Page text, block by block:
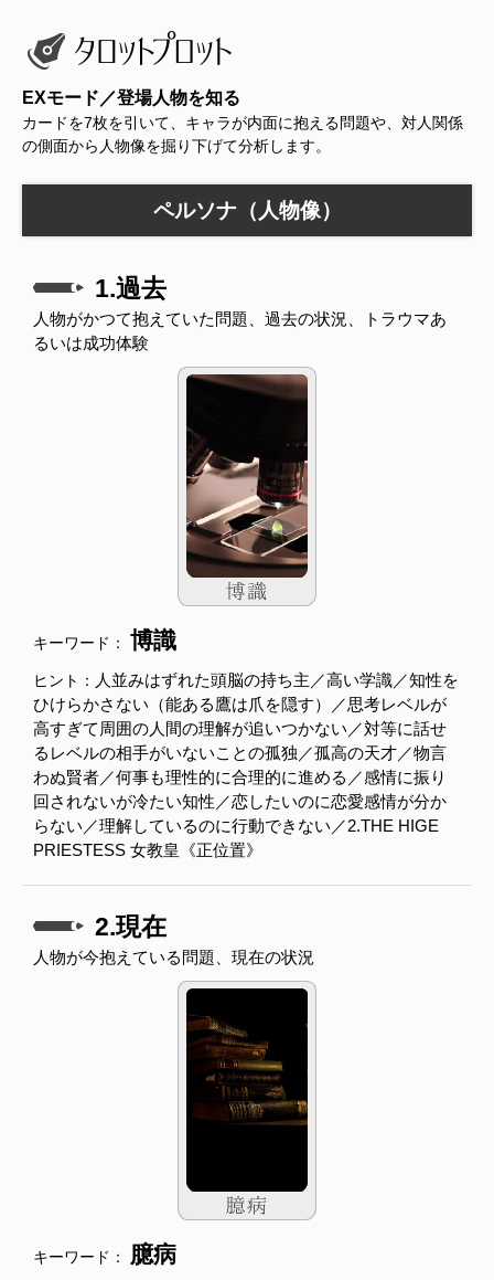
EXモード／登場人物を知る
カードを7枚を引いて、キャラが内面に抱える問題や、対人関係
の側面から人物像を掘り下げて分析します。
ペルソナ（人物像）
1.過去
人物がかつて抱えていた問題、過去の状況、トラウマあ
るいは成功体験
キーワード： 博識
ヒント： 人並みはずれた頭脳の持ち主／高い学識／知性を
ひけらかさない（能ある鷹は爪を隠す）／思考レベルが
高すぎて周囲の人間の理解が追いつかない／対等に話せ
るレベルの相手がいないことの孤独／孤高の天才／物言
わぬ賢者／何事も理性的に合理的に進める／感情に振り
回されないが冷たい知性／恋したいのに恋愛感情が分か
らない／理解しているのに行動できない／2.THE HIGE
PRIESTESS 女教皇《正位置》
2.現在
人物が今抱えている問題、現在の状況
キーワード： 臆病